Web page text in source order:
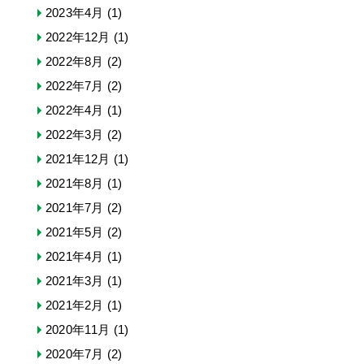
2023年4月 (1)
2022年12月 (1)
2022年8月 (2)
2022年7月 (2)
2022年4月 (1)
2022年3月 (2)
2021年12月 (1)
2021年8月 (1)
2021年7月 (2)
2021年5月 (2)
2021年4月 (1)
2021年3月 (1)
2021年2月 (1)
2020年11月 (1)
2020年7月 (2)